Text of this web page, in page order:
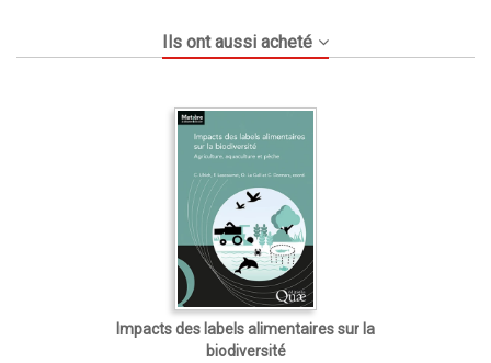
Ils ont aussi acheté
Impacts des labels alimentaires sur la
biodiversité